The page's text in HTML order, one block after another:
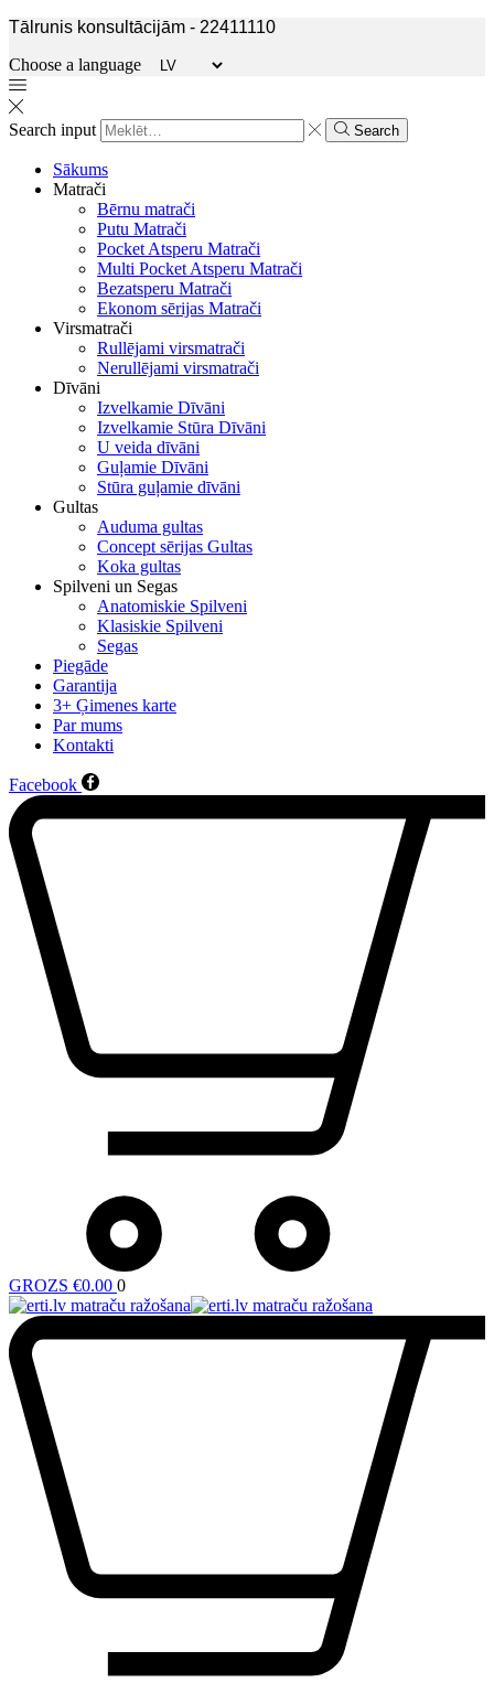
Tālrunis konsultācijām - 22411110
Choose a language
Search input Search
Sākums
Matrači
Bērnu matrači
Putu Matrači
Pocket Atsperu Matrači
Multi Pocket Atsperu Matrači
Bezatsperu Matrači
Ekonom sērijas Matrači
Virsmatrači
Rullējami virsmatrači
Nerullējami virsmatrači
Dīvāni
Izvelkamie Dīvāni
Izvelkamie Stūra Dīvāni
U veida dīvāni
Guļamie Dīvāni
Stūra guļamie dīvāni
Gultas
Auduma gultas
Concept sērijas Gultas
Koka gultas
Spilveni un Segas
Anatomiskie Spilveni
Klasiskie Spilveni
Segas
Piegāde
Garantija
3+ Ģimenes karte
Par mums
Kontakti
Facebook
GROZS €0.00 0